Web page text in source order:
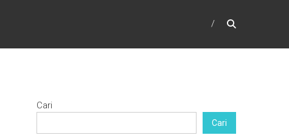
Cari
Cari